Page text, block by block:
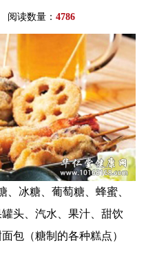
读数量： 4786
、冰糖、葡萄糖、蜂蜜、
头、汽水、果汁、甜饮
包（糖制的各种糕点）